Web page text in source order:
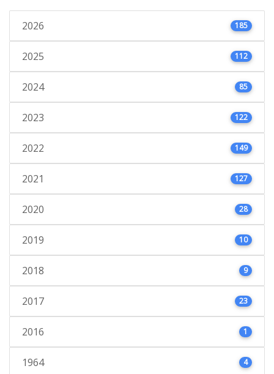
2026 185
2025 112
2024 85
2023 122
2022 149
2021 127
2020 28
2019 10
2018 9
2017 23
2016 1
1964 4